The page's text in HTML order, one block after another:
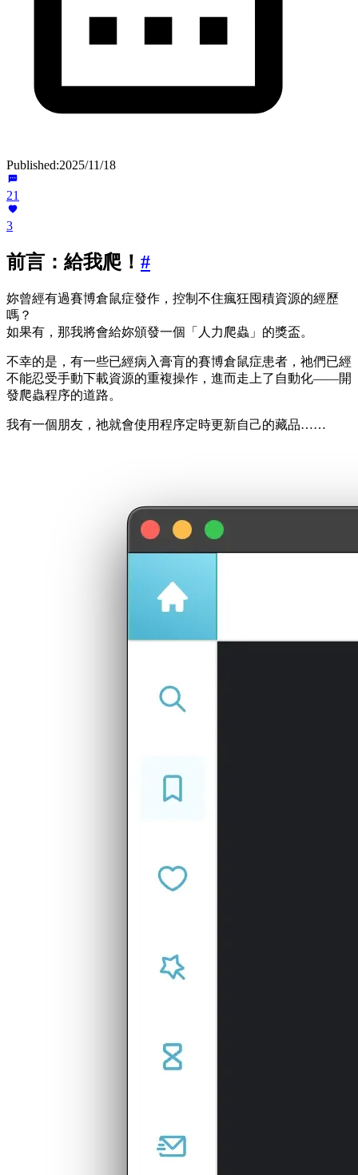
Published:2025/11/18
21
3
前言：給我爬！ #
妳曾經有過賽博倉鼠症發作，控制不住瘋狂囤積資源的經歷
嗎？
如果有，那我將會給妳頒發一個「人力爬蟲」的獎盃。
不幸的是，有一些已經病入膏肓的賽博倉鼠症患者，祂們已經
不能忍受手動下載資源的重複操作，進而走上了自動化——開
發爬蟲程序的道路。
我有一個朋友，祂就會使用程序定時更新自己的藏品……